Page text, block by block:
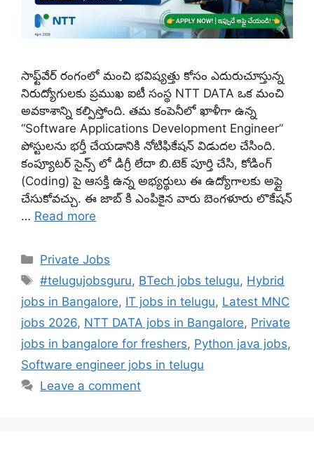
సాఫ్ట్‌వేర్ రంగంలో మంచి భవిష్యత్తు కోసం ఎదురుచూస్తున్న
నిరుద్యోగులకు ప్రముఖ ఐటీ సంస్థ NTT DATA ఒక మంచి
అవకాశాన్ని కల్పిస్తోంది. తమ కంపెనీలో ఖాళీగా ఉన్న
“Software Applications Development Engineer”
పోస్టులను భర్తీ చేయడానికి నోటిఫికేషన్ విడుదల చేసింది.
కంప్యూటర్ సైన్స్ లో డిగ్రీ లేదా బి.టెక్ పూర్తి చేసి, కోడింగ్
(Coding) పై ఆసక్తి ఉన్న అభ్యర్థులు ఈ ఉద్యోగాలకు అప్లై
చేసుకోవచ్చు. ఈ జాబ్ కి ఎంపికైన వారు బెంగళూరు లొకేషన్
… Read more
Categories
Private Jobs
Tags
#telugujobsguru, BTech jobs telugu, Hybrid
jobs in Bangalore, IT jobs in telugu, Latest MNC
jobs 2026, NTT DATA jobs in Bangalore, Private
jobs in bangalore for freshers, Python java jobs,
Software engineer jobs in telugu
Leave a comment